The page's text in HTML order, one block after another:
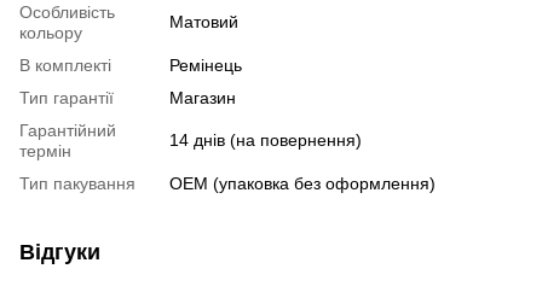
Особливість
кольору
Матовий
В комплекті
Ремінець
Тип гарантії
Магазин
Гарантійний
термін
14 днів (на повернення)
Тип пакування OEM (упаковка без оформлення)
Відгуки